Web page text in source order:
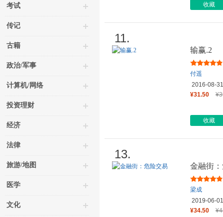
考试
传记
古籍
政治/军事
计算机/网络
投资理财
经济
法律
旅游/地图
医学
文化
收藏
11.
输赢.2
付遥
2016-08-31
¥31.50
收藏
13.
金融街
梁成
2019-06-01
¥34.50